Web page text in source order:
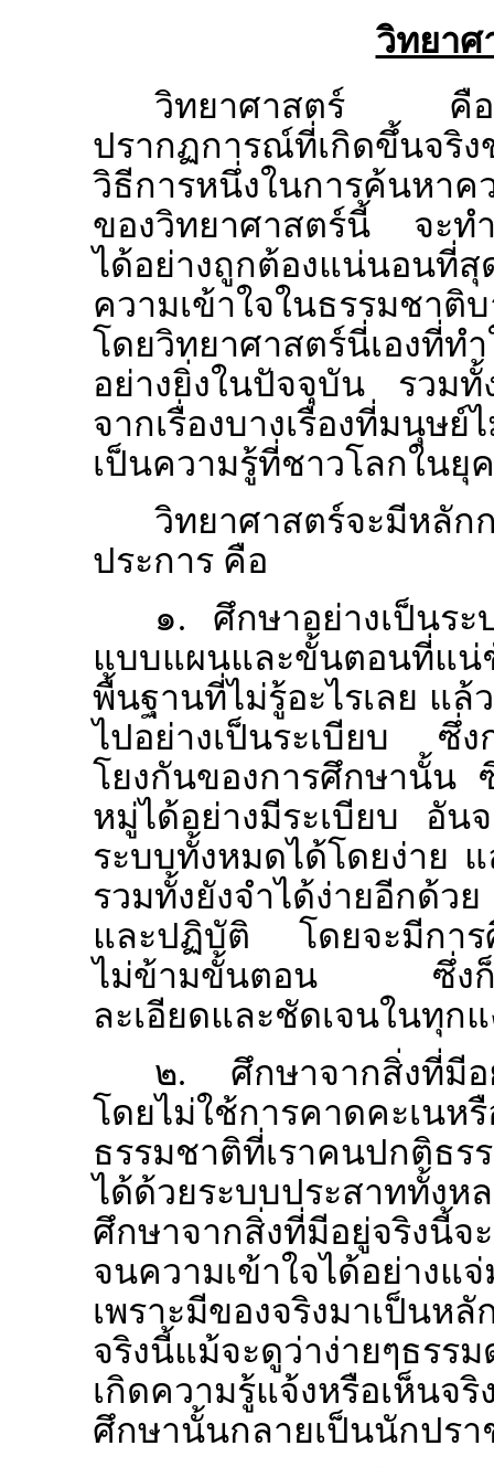
วิทยาศ
วิทยาศาสตร์ คือ
ปรากฏการณ์ที่เกิดขึ้นจริ
วิธีการหนึ่งในการค้นหา
ของวิทยาศาสตร์นี้ จะท
ได้อย่างถูกต้องแน่นอนที่
ความเข้าใจในธรรมชาติ
โดยวิทยาศาสตร์นี่เองที่ท
อย่างยิ่งในปัจจุบัน รวมทั้
จากเรื่องบางเรื่องที่มนุษ
เป็นความรู้ที่ชาวโลกใน
วิทยาศาสตร์จะมีหลั
ประการ คือ
๑. ศึกษาอย่างเป็นร
แบบแผนและขั้นตอนที่แน่
พื้นฐานที่ไม่รู้อะไรเลย แ
ไปอย่างเป็นระเบียบ ซึ่ง
โยงกันของการศึกษานั้น
หมู่ได้อย่างมีระเบียบ อัน
ระบบทั้งหมดได้โดยง่าย แ
รวมทั้งยังจำได้ง่ายอีกด้ว
และปฏิบัติ โดยจะมีการ
ไม่ข้ามขั้นตอน ซึ่งก็จะ
ละเอียดและชัดเจนในทุก
๒. ศึกษาจากสิ่งที่มีอ
โดยไม่ใช้การคาดคะเน
ธรรมชาติที่เราคนปกติธ
ได้ด้วยระบบประสาททั้งห
ศึกษาจากสิ่งที่มีอยู่จริงนี้
จนความเข้าใจได้อย่างแ
เพราะมีของจริงมาเป็นห
จริงนี้แม้จะดูว่าง่ายๆธร
เกิดความรู้แจ้งหรือเห็นจ
ศึกษานั้นกลายเป็นนักปร